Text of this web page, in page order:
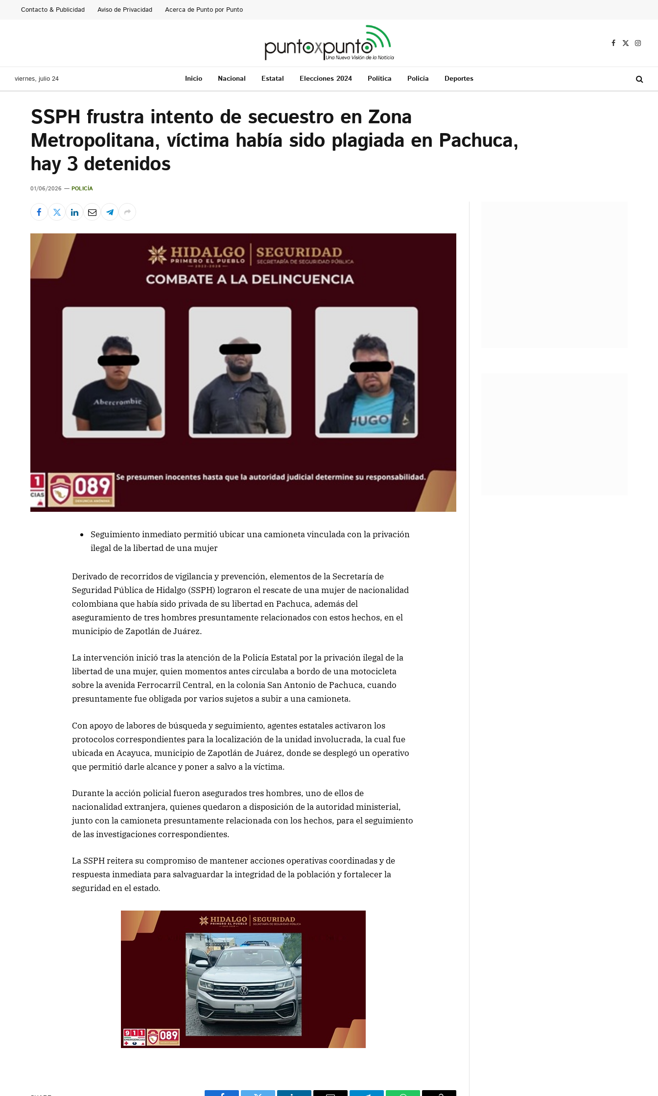
Contacto & Publicidad Aviso de Privacidad Acerca de Punto por Punto
Facebook
X
viernes, julio 24 Inicio Nacional Estatal Elecciones 2024 Política Policía Deportes
SSPH frustra intento de secuestro en Zona
Metropolitana, víctima había sido plagiada en Pachuca,
hay 3 detenidos
01/06/2026 POLICÍA
Seguimiento inmediato permitió ubicar una camioneta vinculada con la privación
ilegal de la libertad de una mujer
Derivado de recorridos de vigilancia y prevención, elementos de la Secretaría de
Seguridad Pública de Hidalgo (SSPH) lograron el rescate de una mujer de nacionalidad
colombiana que había sido privada de su libertad en Pachuca, además del
aseguramiento de tres hombres presuntamente relacionados con estos hechos, en el
municipio de Zapotlán de Juárez.
La intervención inició tras la atención de la Policía Estatal por la privación ilegal de la
libertad de una mujer, quien momentos antes circulaba a bordo de una motocicleta
sobre la avenida Ferrocarril Central, en la colonia San Antonio de Pachuca, cuando
presuntamente fue obligada por varios sujetos a subir a una camioneta.
Con apoyo de labores de búsqueda y seguimiento, agentes estatales activaron los
protocolos correspondientes para la localización de la unidad involucrada, la cual fue
ubicada en Acayuca, municipio de Zapotlán de Juárez, donde se desplegó un operativo
que permitió darle alcance y poner a salvo a la víctima.
Durante la acción policial fueron asegurados tres hombres, uno de ellos de
nacionalidad extranjera, quienes quedaron a disposición de la autoridad ministerial,
junto con la camioneta presuntamente relacionada con los hechos, para el seguimiento
de las investigaciones correspondientes.
La SSPH reitera su compromiso de mantener acciones operativas coordinadas y de
respuesta inmediata para salvaguardar la integridad de la población y fortalecer la
seguridad en el estado.